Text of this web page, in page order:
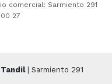
comercial: Sarmiento 291
00 27
| Sarmiento 291